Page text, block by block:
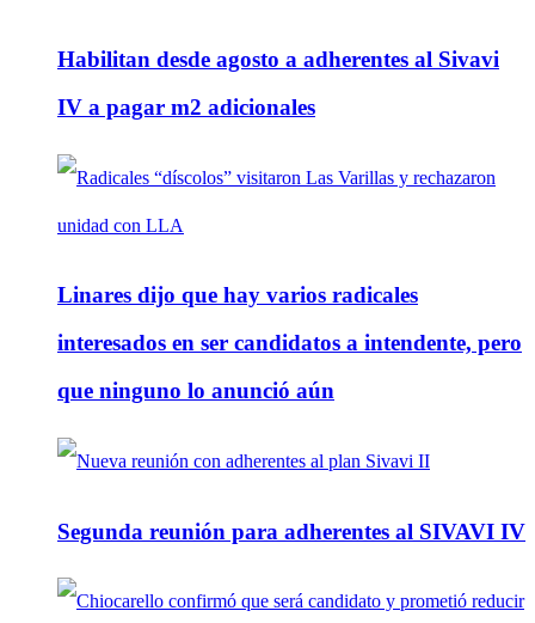
Habilitan desde agosto a adherentes al Sivavi
IV a pagar m2 adicionales
Linares dijo que hay varios radicales
interesados en ser candidatos a intendente, pero
que ninguno lo anunció aún
Segunda reunión para adherentes al SIVAVI IV